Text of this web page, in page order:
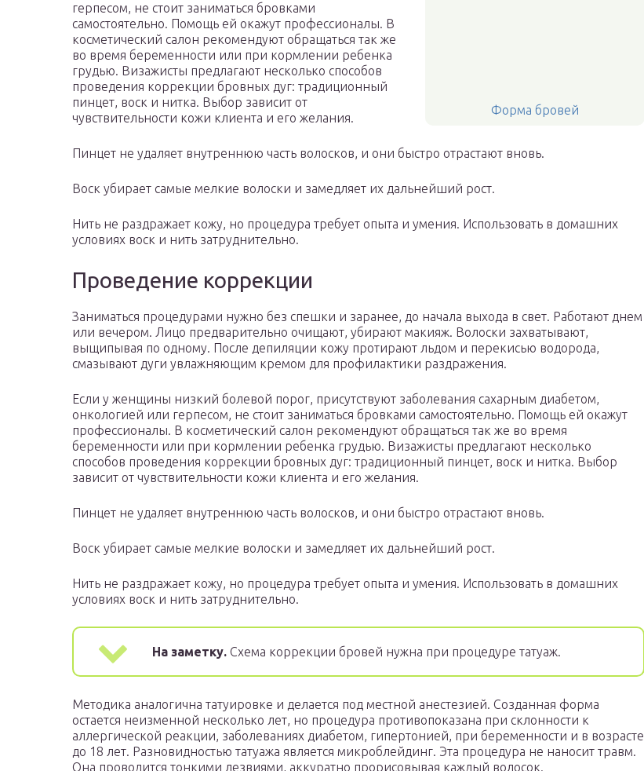
Форма бровей
герпесом, не стоит заниматься бровками
самостоятельно. Помощь ей окажут профессионалы. В
косметический салон рекомендуют обращаться так же
во время беременности или при кормлении ребенка
грудью. Визажисты предлагают несколько способов
проведения коррекции бровных дуг: традиционный
пинцет, воск и нитка. Выбор зависит от
чувствительности кожи клиента и его желания.
Пинцет не удаляет внутреннюю часть волосков, и они быстро отрастают вновь.
Воск убирает самые мелкие волоски и замедляет их дальнейший рост.
Нить не раздражает кожу, но процедура требует опыта и умения. Использовать в домашних
условиях воск и нить затруднительно.
Проведение коррекции
Заниматься процедурами нужно без спешки и заранее, до начала выхода в свет. Работают днем
или вечером. Лицо предварительно очищают, убирают макияж. Волоски захватывают,
выщипывая по одному. После депиляции кожу протирают льдом и перекисью водорода,
смазывают дуги увлажняющим кремом для профилактики раздражения.
Если у женщины низкий болевой порог, присутствуют заболевания сахарным диабетом,
онкологией или герпесом, не стоит заниматься бровками самостоятельно. Помощь ей окажут
профессионалы. В косметический салон рекомендуют обращаться так же во время
беременности или при кормлении ребенка грудью. Визажисты предлагают несколько
способов проведения коррекции бровных дуг: традиционный пинцет, воск и нитка. Выбор
зависит от чувствительности кожи клиента и его желания.
Пинцет не удаляет внутреннюю часть волосков, и они быстро отрастают вновь.
Воск убирает самые мелкие волоски и замедляет их дальнейший рост.
Нить не раздражает кожу, но процедура требует опыта и умения. Использовать в домашних
условиях воск и нить затруднительно.
На заметку. Схема коррекции бровей нужна при процедуре татуаж.
Методика аналогична татуировке и делается под местной анестезией. Созданная форма
остается неизменной несколько лет, но процедура противопоказана при склонности к
аллергической реакции, заболеваниях диабетом, гипертонией, при беременности и в возрасте
до 18 лет. Разновидностью татуажа является микроблейдинг. Эта процедура не наносит травм.
Она проводится тонкими лезвиями, аккуратно прорисовывая каждый волосок.